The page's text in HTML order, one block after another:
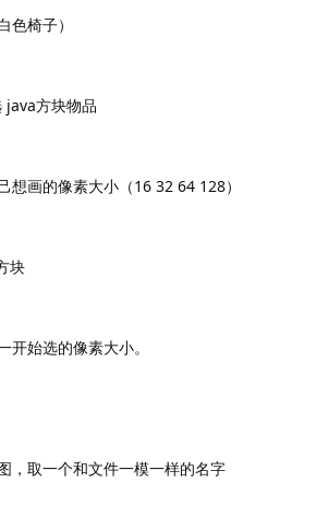
色椅子）
方块物品
想画的像素大小（16 32 64 128）
块
开始选的像素大小。
，取一个和文件一模一样的名字